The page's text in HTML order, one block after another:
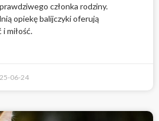
członka rodziny.
opiekę balijczyki oferują
miłość.
06-24